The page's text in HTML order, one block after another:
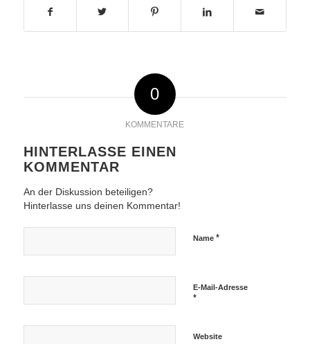
0
KOMMENTARE
HINTERLASSE EINEN
KOMMENTAR
An der Diskussion beteiligen?
Hinterlasse uns deinen Kommentar!
Name *
E-Mail-Adresse
*
Website